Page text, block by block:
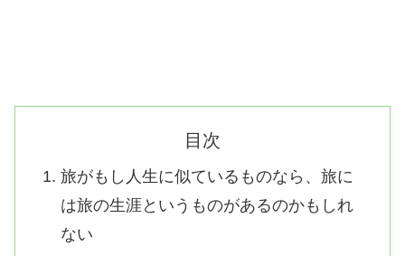
目次
旅がもし人生に似ているものなら、旅に
は旅の生涯というものがあるのかもしれ
ない